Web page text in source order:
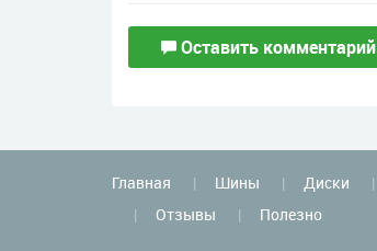
Оставить комментарий
Главная Шины Диски
Отзывы
Полезно